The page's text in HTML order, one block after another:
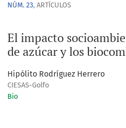
NÚM. 23, ARTÍCULOS
El impacto
de azúcar y los
Hipólito Rodríguez Herrero
CIESAS-Golfo
Bio